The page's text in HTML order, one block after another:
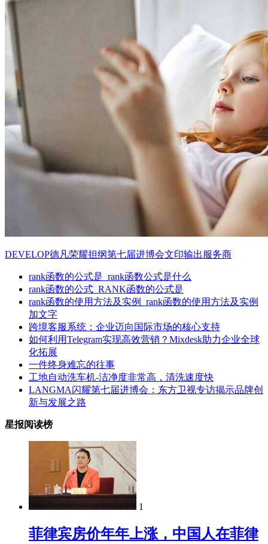
DEVELOP德凡荣耀担纲第七届进博会文印输出服务商
rank函数的公式是_rank函数公式是什么
rank函数的公式_RANK函数的公式是
rank函数的使用方法及实例_rank函数的使用方法及实例
加文字
跨境客服系统：企业迈向国际市场的核心支持
如何利用Telegram实现高效营销？Mixdesk助力企业全球
化拓展
一件终身难忘的往事
工地自动洗车机-洁净度非常高，清洗速度快
LANGMA闪耀第七届进博会：东方卫视专访揭示品牌创
新与发展之路
星报阅读榜
1
菲律宾房价年年上涨，中国人在菲律